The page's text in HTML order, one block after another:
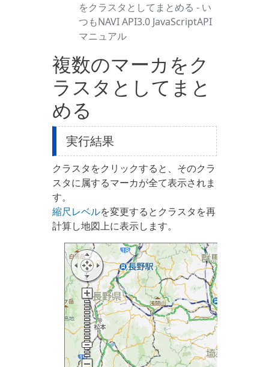
をクラスタとしてまとめる - い
つもNAVI API3.0 JavaScriptAPI
マニュアル
複数のマーカをク
ラスタとしてまと
める
実行結果
クラスタをクリックすると、そのクラ
スタに属するマーカが全て表示されま
す。
縮尺レベルを変更するとクラスタを再
計算し地図上に表示します。